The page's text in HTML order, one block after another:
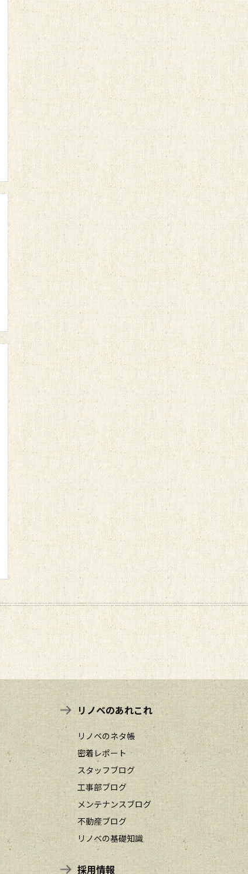
リノベのあれこれ
リノベのネタ帳
密着レポート
スタッフブログ
工事部ブログ
メンテナンスブログ
不動産ブログ
リノベの基礎知識
採用情報